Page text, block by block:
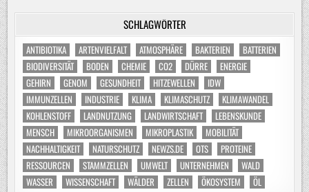
SCHLAGWÖRTER
ANTIBIOTIKA ARTENVIELFALT ATMOSPHÄRE BAKTERIEN
BATTERIEN
BIODIVERSITÄT
BODEN CHEMIE CO2 DÜRRE
ENERGIE
GEHIRN
GENOM GESUNDHEIT HITZEWELLEN
IDW
IMMUNZELLEN
INDUSTRIE KLIMA KLIMASCHUTZ
KLIMAWANDEL
KOHLENSTOFF
LANDNUTZUNG LANDWIRTSCHAFT
LEBENSKUNDE
MENSCH
MIKROORGANISMEN MIKROPLASTIK
MOBILITÄT
NACHHALTIGKEIT
NATURSCHUTZ NEWZS.DE OTS
PROTEINE
RESSOURCEN
STAMMZELLEN UMWELT UNTERNEHMEN
WALD
WASSER
WISSENSCHAFT WÄLDER ZELLEN ÖKOSYSTEM ÖL